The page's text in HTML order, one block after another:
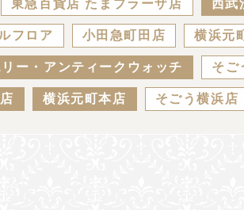
東急百貨店 たまプラーザ店 西武
フロア 小田急町田店 横浜元
ー・アンティークウォッチ そご
横浜元町本店 そごう横浜店